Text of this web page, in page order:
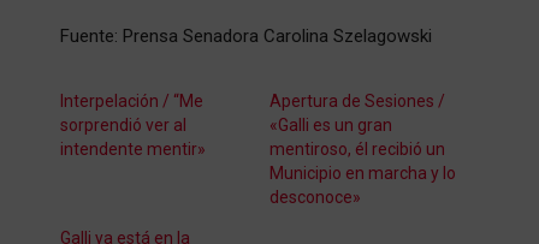
Fuente: Prensa Senadora Carolina Szelagowski
Interpelación / “Me
sorprendió ver al
intendente mentir»
Apertura de Sesiones /
«Galli es un gran
mentiroso, él recibió un
Municipio en marcha y lo
desconoce»
Galli ya está en la